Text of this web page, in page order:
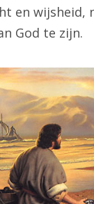
en wijsheid,
God te zijn.